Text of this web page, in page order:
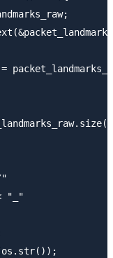
"_"